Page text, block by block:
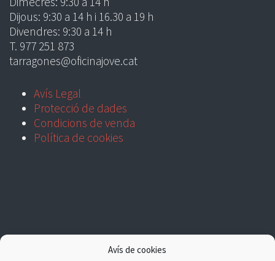
Avís de cookies
Dijous: 9:30 a 14 h i 16.30 a 19 h
Divendres: 9:30 a 14 h
T. 977 251 873
tarragones@oficinajove.cat
Avís Legal
Protecció de dades
Condicions de venda
Política de cookies